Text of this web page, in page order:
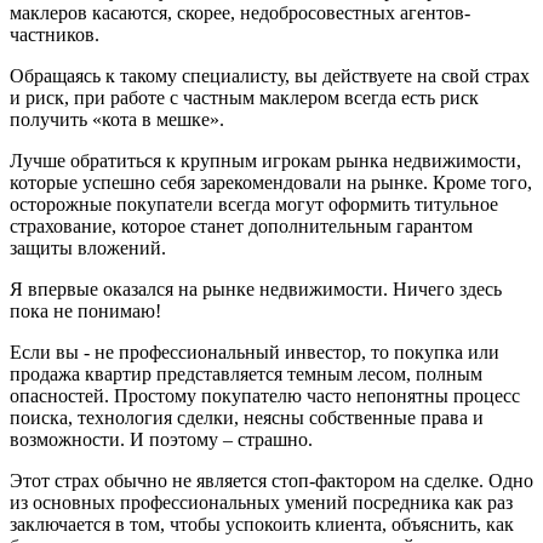
маклеров касаются, скорее, недобросовестных агентов-
частников.
Обращаясь к такому специалисту, вы действуете на свой страх
и риск, при работе с частным маклером всегда есть риск
получить «кота в мешке».
Лучше обратиться к крупным игрокам рынка недвижимости,
которые успешно себя зарекомендовали на рынке. Кроме того,
осторожные покупатели всегда могут оформить титульное
страхование, которое станет дополнительным гарантом
защиты вложений.
Я впервые оказался на рынке недвижимости. Ничего здесь
пока не понимаю!
Если вы - не профессиональный инвестор, то покупка или
продажа квартир представляется темным лесом, полным
опасностей. Простому покупателю часто непонятны процесс
поиска, технология сделки, неясны собственные права и
возможности. И поэтому – страшно.
Этот страх обычно не является стоп-фактором на сделке. Одно
из основных профессиональных умений посредника как раз
заключается в том, чтобы успокоить клиента, объяснить, как